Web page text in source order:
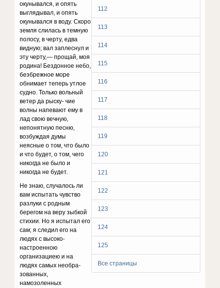
112
113
114
115
116
117
118
119
120
121
122
123
124
125
Все страницы
окунывался, и опять
выглядывал, и опять
окунывался в воду. Скоро
земля слилась в темную
полосу, в черту, едва
видную; вал заплеснул и
эту черту,— прощай, моя
родина! Бездонное небо,
безбрежное море
обнимает теперь утлое
судно. Только вольный
ветер да рыску- чие
волны напевают ему в
лад свою вечную,
непонят­ную песню,
возбуждая думы
неясные о том, что было
и что будет, о том, чего
никогда не было и
никогда не будет.
Не знаю, случалось ли
вам испытать чувство
раз­луки с родным
берегом на веру зыбкой
стихии. Но я испытал его
сам; я следил его на
людях с высоко­
настроенною
организациею и на
людях самых необра­
зованных,
намозоленных